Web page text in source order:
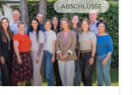
ABSCHLÜSSE